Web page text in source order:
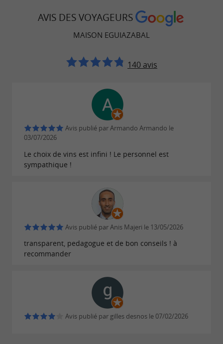
AVIS DES VOYAGEURS
MAISON EGUIAZABAL
140 avis
Avis publié par Armando Armando le
03/07/2026
Le choix de vins est infini ! Le personnel est
sympathique !
Avis publié par Anis Majeri le 13/05/2026
transparent, pedagogue et de bon conseils ! à
recommander
Avis publié par gilles desnos le 07/02/2026